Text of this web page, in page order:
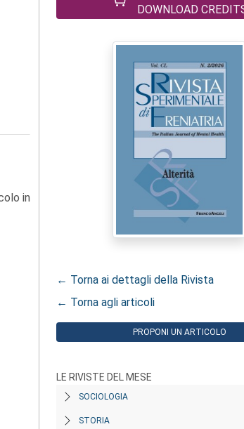
in
DOWNLOAD
← Torna ai dettagli della Rivista
← Torna agli articoli
PROPONI UN ARTICOLO
LE RIVISTE DEL MESE
SOCIOLOGIA
STORIA